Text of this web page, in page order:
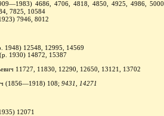
4686, 4706, 4818, 4850, 4925, 4986,
7825, 10584
7946, 8012
1948) 12548, 12995, 14569
1930) 14872, 15387
11727, 11830, 12290, 12650, 13121, 13702
(1856—1918) 108; 9431, 14271
12071